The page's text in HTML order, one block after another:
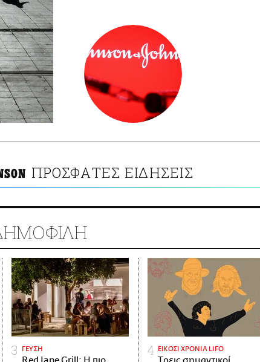
ΠΡΟΣΦΑΤΕΣ ΕΙΔΗΣΕΙΣ
ΓΕΥΣΗ ΕΙΚΟΣΙ ΧΡΟΝΙΑ LIFO